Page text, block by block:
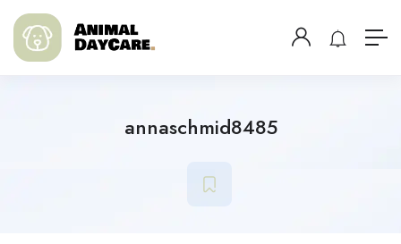
annaschmid8485